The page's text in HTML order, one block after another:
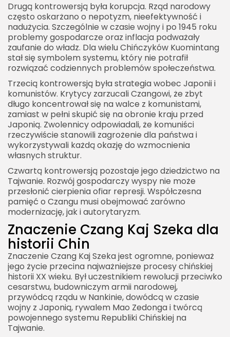
Drugą kontrowersją była korupcja. Rząd narodowy
często oskarżano o nepotyzm, nieefektywność i
nadużycia. Szczególnie w czasie wojny i po 1945 roku
problemy gospodarcze oraz inflacja podważały
zaufanie do władz. Dla wielu Chińczyków Kuomintang
stał się symbolem systemu, który nie potrafił
rozwiązać codziennych problemów społeczeństwa.
Trzecią kontrowersją była strategia wobec Japonii i
komunistów. Krytycy zarzucali Czangowi, że zbyt
długo koncentrował się na walce z komunistami,
zamiast w pełni skupić się na obronie kraju przed
Japonią. Zwolennicy odpowiadali, że komuniści
rzeczywiście stanowili zagrożenie dla państwa i
wykorzystywali każdą okazję do wzmocnienia
własnych struktur.
Czwartą kontrowersją pozostaje jego dziedzictwo na
Tajwanie. Rozwój gospodarczy wyspy nie może
przesłonić cierpienia ofiar represji. Współczesna
pamięć o Czangu musi obejmować zarówno
modernizację, jak i autorytaryzm.
Znaczenie Czang Kaj Szeka dla
historii Chin
Znaczenie Czang Kaj Szeka jest ogromne, ponieważ
jego życie przecina najważniejsze procesy chińskiej
historii XX wieku. Był uczestnikiem rewolucji przeciwko
cesarstwu, budowniczym armii narodowej,
przywódcą rządu w Nankinie, dowódcą w czasie
wojny z Japonią, rywalem Mao Zedonga i twórcą
powojennego systemu Republiki Chińskiej na
Tajwanie.